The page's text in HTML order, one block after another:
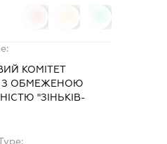
КОМІТЕТ
З ОБМЕЖЕНОЮ
"ЗІНЬКІВ-